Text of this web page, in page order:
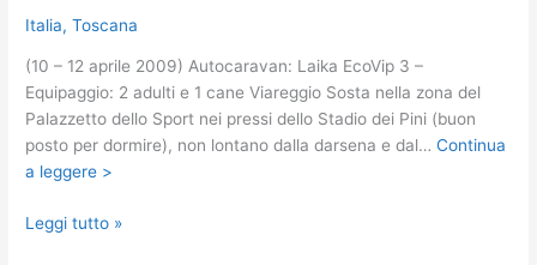
Italia,Toscana
(10 – 12 aprile 2009) Autocaravan: Laika EcoVip 3 –
Equipaggio: 2 adulti e 1 cane Viareggio Sosta nella zona del
Palazzetto dello Sport nei pressi dello Stadio dei Pini (buon
posto per dormire), non lontano dalla darsena e dal…Continua
a leggere >
Marina
Leggi tutto »